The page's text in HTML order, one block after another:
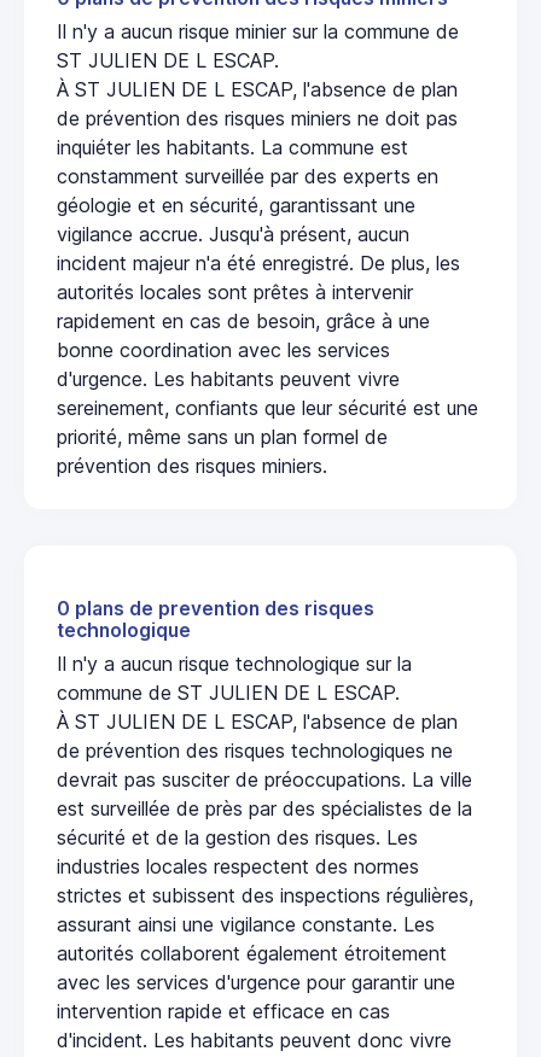
Il n'y a aucun risque minier sur la commune de
ST JULIEN DE L ESCAP.
À ST JULIEN DE L ESCAP, l'absence de plan
de prévention des risques miniers ne doit pas
inquiéter les habitants. La commune est
constamment surveillée par des experts en
géologie et en sécurité, garantissant une
vigilance accrue. Jusqu'à présent, aucun
incident majeur n'a été enregistré. De plus, les
autorités locales sont prêtes à intervenir
rapidement en cas de besoin, grâce à une
bonne coordination avec les services
d'urgence. Les habitants peuvent vivre
sereinement, confiants que leur sécurité est une
priorité, même sans un plan formel de
prévention des risques miniers.
0 plans de prevention des risques
technologique
Il n'y a aucun risque technologique sur la
commune de ST JULIEN DE L ESCAP.
À ST JULIEN DE L ESCAP, l'absence de plan
de prévention des risques technologiques ne
devrait pas susciter de préoccupations. La ville
est surveillée de près par des spécialistes de la
sécurité et de la gestion des risques. Les
industries locales respectent des normes
strictes et subissent des inspections régulières,
assurant ainsi une vigilance constante. Les
autorités collaborent également étroitement
avec les services d'urgence pour garantir une
intervention rapide et efficace en cas
d'incident. Les habitants peuvent donc vivre